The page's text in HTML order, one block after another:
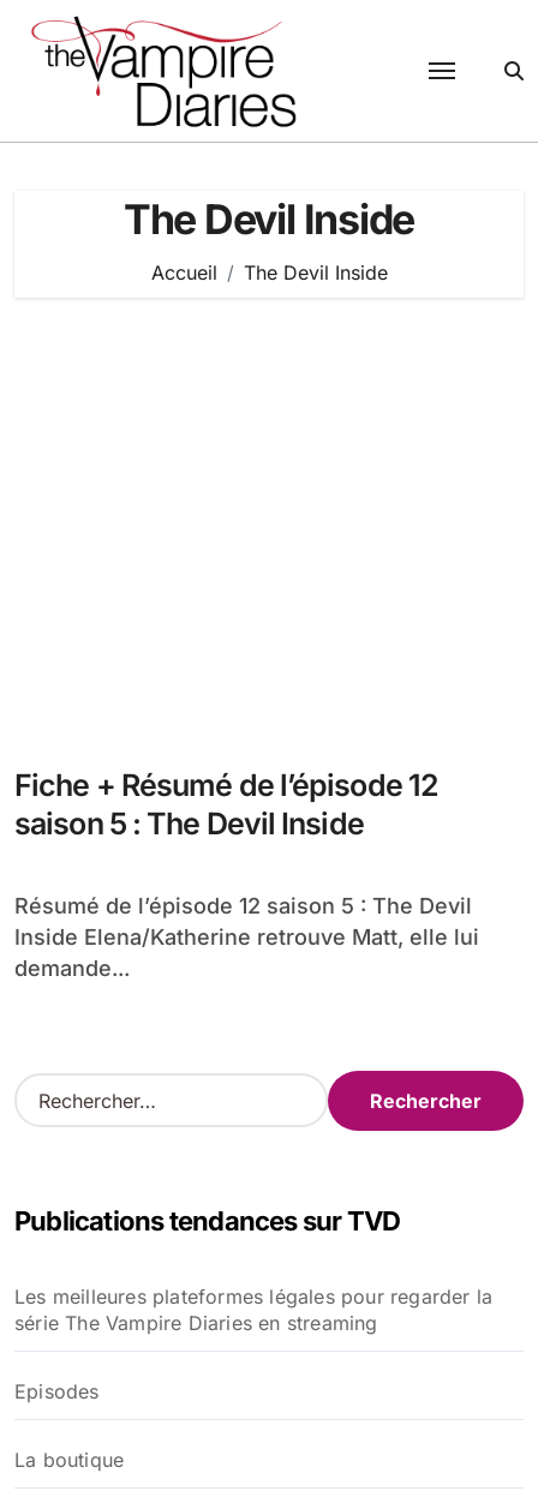
contenu
The Devil Inside
Accueil The Devil Inside
Fiche + Résumé de l’épisode 12
saison 5 : The Devil Inside
Résumé de l’épisode 12 saison 5 : The Devil
Inside Elena/Katherine retrouve Matt, elle lui
demande...
R
e
r
e
r
Publications tendances sur TVD
Les meilleures plateformes légales pour regarder la
série The Vampire Diaries en streaming
Episodes
La boutique